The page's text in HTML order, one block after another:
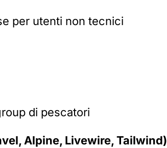
per utenti non tecnici
di pescatori
Alpine, Livewire, Tailwind)